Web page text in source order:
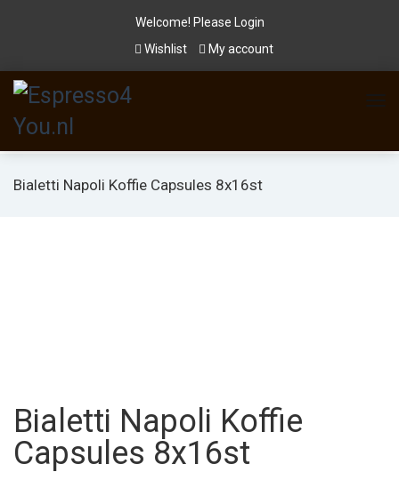
Welcome! Please
Login
Wishlist
My account
Bialetti Napoli Koffie Capsules 8x16st
Bialetti Napoli Koffie
Capsules 8x16st